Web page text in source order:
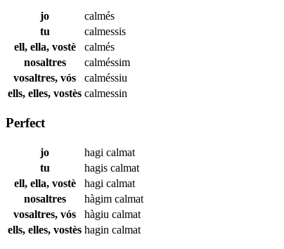
jo
calmés
tu
calmessis
ell, ella, vostè
calmés
nosaltres
calméssim
vosaltres, vós
calméssiu
ells, elles, vostès calmessin
Perfect
jo hagi calmat
tu
hagis calmat
ell, ella, vostè
hagi calmat
nosaltres
hàgim calmat
vosaltres, vós
hàgiu calmat
ells, elles, vostès hagin calmat